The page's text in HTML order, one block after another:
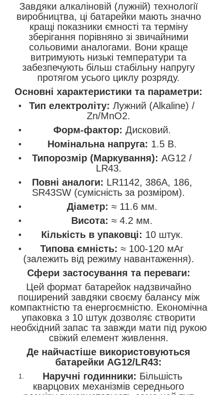
Завдяки алкаліновій (лужній) технології
виробництва, ці батарейки мають значно
кращі показники ємності та терміну
зберігання порівняно зі звичайними
сольовими аналогами. Вони краще
витримують низькі температури та
забезпечують більш стабільну напругу
протягом усього циклу розряду.
Основні характеристики та параметри:
Тип електроліту: Лужний (Alkaline) /
Zn/MnO2.
Форм-фактор: Дисковий.
Номінальна напруга: 1.5 В.
Типорозмір (Маркування): AG12 /
LR43.
Повні аналоги: LR1142, 386A, 186,
SR43SW (сумісність за розміром).
Діаметр: ≈ 11.6 мм.
Висота: ≈ 4.2 мм.
Кількість в упаковці: 10 штук.
Типова ємність: ≈ 100-120 мАг
(залежить від режиму навантаження).
Сфери застосування та переваги:
Цей формат батарейок надзвичайно
поширений завдяки своєму балансу між
компактністю та енергоємністю. Економічна
упаковка з 10 штук дозволяє створити
необхідний запас та завжди мати під рукою
свіжий елемент живлення.
Де найчастіше використовуються
батарейки AG12/LR43:
Наручні годинники: Більшість
кварцових механізмів середнього